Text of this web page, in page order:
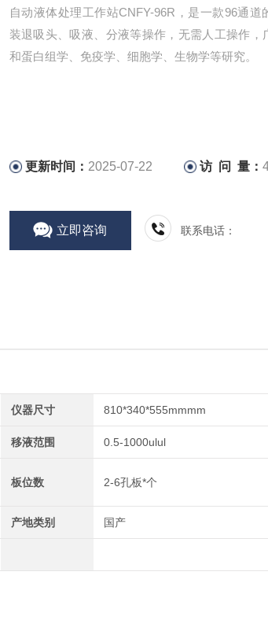
自动液体处理工作站CNFY-96R，是一款96通道
装退吸头、吸液、分液等操作，无需人工操作，
和蛋白组学、免疫学、细胞学、生物学等研究。
更新时间： 2025-07-22 访 问 量：
立即咨询 联系电话：
仪器尺寸 810*340*555mmmm
移液范围 0.5-1000ulul
板位数 2-6孔板*个
产地类别 国产